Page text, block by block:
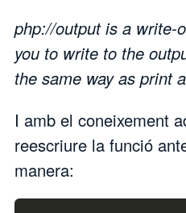
php://output is a write-
you to write to the
the same way as print
I amb el coneixement
reescriure la funció
manera: